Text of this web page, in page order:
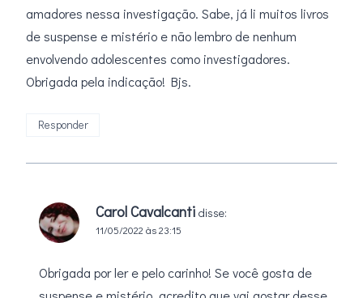
amadores nessa investigação. Sabe, já li muitos livros
de suspense e mistério e não lembro de nenhum
envolvendo adolescentes como investigadores.
Obrigada pela indicação! Bjs.
Responder
Carol Cavalcanti disse:
11/05/2022 às 23:15
Obrigada por ler e pelo carinho! Se você gosta de